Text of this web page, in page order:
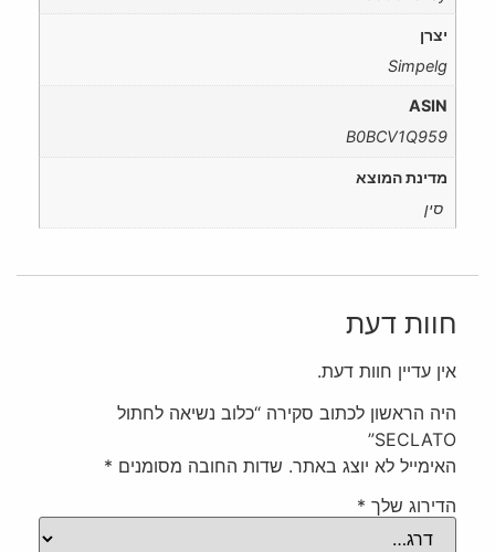
יצרן ‏
‎ Simpelg
ASIN ‏
‎ B0BCV1Q959
מדינת המוצא ‏
חוות דעת
אין עדיין חוות דעת.
היה הראשון לכתוב סקירה “כלוב נשיאה לחתול
SECLATO”
האימייל לא יוצג באתר. שדות החובה מסומנים *
הדירוג שלך *